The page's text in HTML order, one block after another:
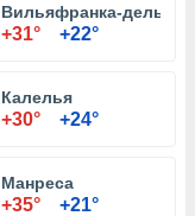
Вильяфранка-дель-
+31° +22°
Калелья
+30° +24°
Манреса
+35° +21°